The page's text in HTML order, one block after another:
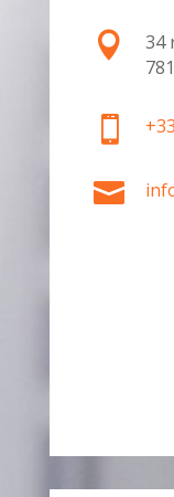

34

